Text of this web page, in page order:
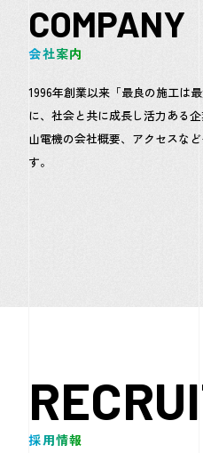
COMPANY
会社案内
1996年創業以来「最良の施工は
に、社会と共に成長し活力ある
山電機の会社概要、アクセスな
す。
採用情報